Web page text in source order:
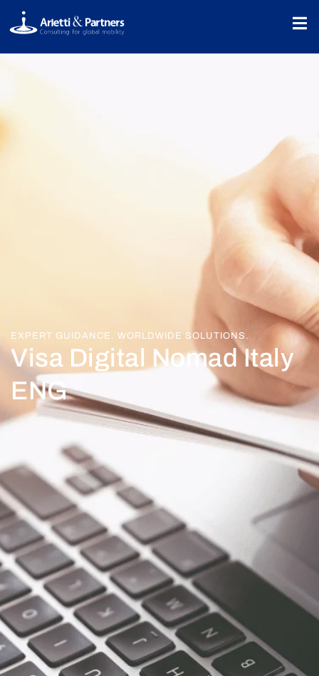
EXPERT GUIDANCE. WORLDWIDE SOLUTIONS.
Visa Digital Nomad Italy
ENG